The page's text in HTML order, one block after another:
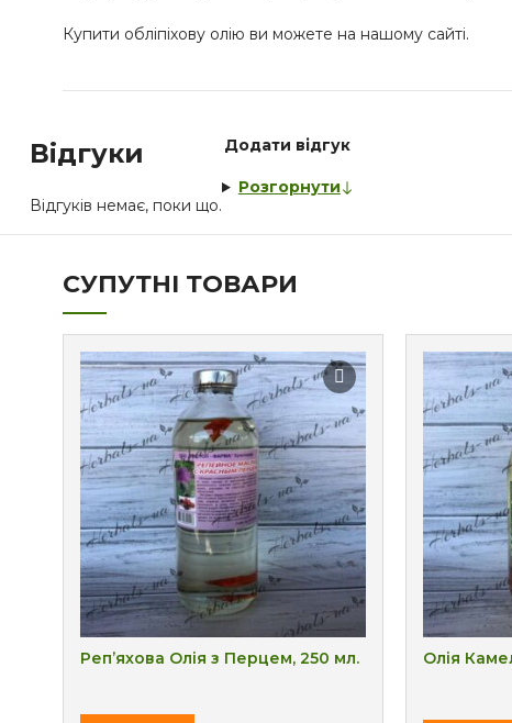
СУПУТНІ ТОВАРИ
Реп’яхова Олія з Перцем, 250 мл. Олія
Купити обліпіхову олію ви можете на нашому сайті.
Відгуки
Відгуків немає, поки що.
Додати відгук
Розгорнути